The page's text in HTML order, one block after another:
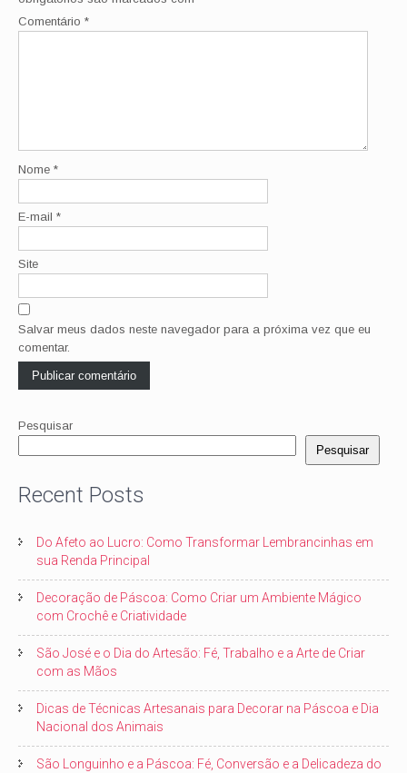
Comentário *
Nome *
E-mail *
Site
Salvar meus dados neste navegador para a próxima vez que eu
comentar.
Pesquisar
Pesquisar
Recent Posts
Do Afeto ao Lucro: Como Transformar Lembrancinhas em
sua Renda Principal
Decoração de Páscoa: Como Criar um Ambiente Mágico
com Crochê e Criatividade
São José e o Dia do Artesão: Fé, Trabalho e a Arte de Criar
com as Mãos
Dicas de Técnicas Artesanais para Decorar na Páscoa e Dia
Nacional dos Animais
São Longuinho e a Páscoa: Fé, Conversão e a Delicadeza do